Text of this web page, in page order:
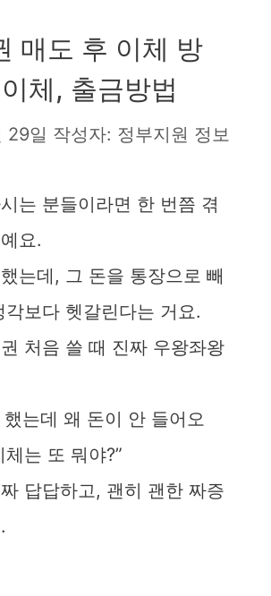
매도 후 이체 방
체, 출금방법
29일 작성자: 정부지원 정보
는 분들이라면 한 번쯤 겪
요.
는데, 그 돈을 통장으로 빼
각보다 헷갈린다는 거요.
처음 쓸 때 진짜 우왕좌왕
했는데 왜 돈이 안 들어오
체는 또 뭐야?”
답답하고, 괜히 괜한 짜증